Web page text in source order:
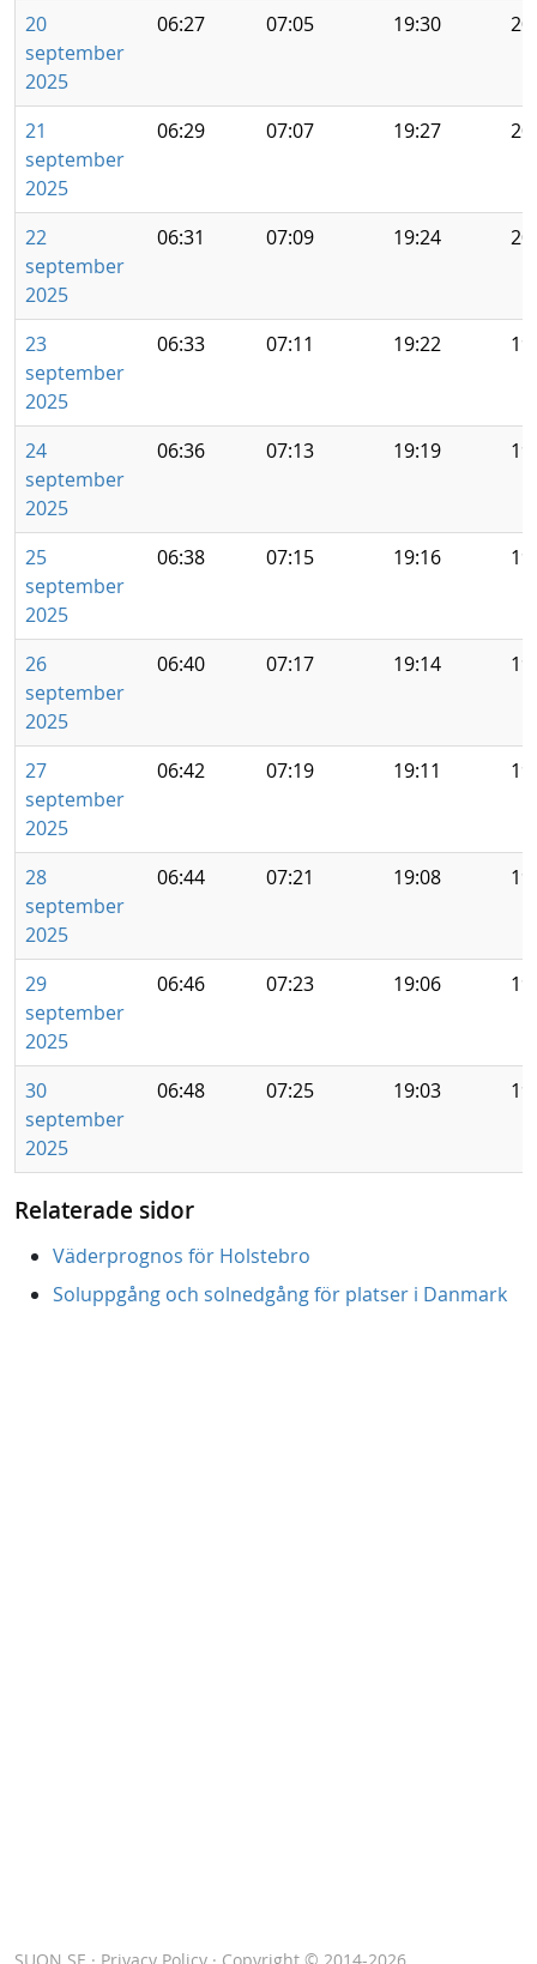
20
september
2025
06:27 07:05 19:30
21
september
2025
06:29 07:07 19:27
22
september
2025
06:31 07:09 19:24
23
september
2025
06:33 07:11 19:22
24
september
2025
06:36 07:13 19:19
25
september
2025
06:38 07:15 19:16
26
september
2025
06:40 07:17 19:14
27
september
2025
06:42 07:19 19:11
28
september
2025
06:44 07:21 19:08
29
september
2025
06:46 07:23 19:06
30
september
2025
06:48 07:25 19:03
Relaterade sidor
Väderprognos för Holstebro
Soluppgång och solnedgång för platser i Danmark